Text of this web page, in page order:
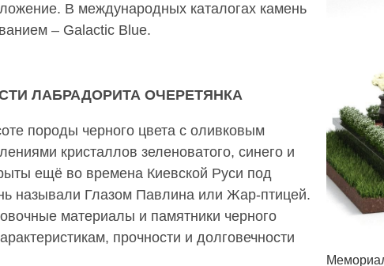
В международных каталогах камень
– Galactic Blue.
ЛАБРАДОРИТА ОЧЕРЕТЯНКА
породы черного цвета с оливковым
кристаллов зеленоватого, синего и
ещё во времена Киевской Руси под
называли Глазом Павлина или Жар-птицей.
материалы и памятники черного
прочности и долговечности